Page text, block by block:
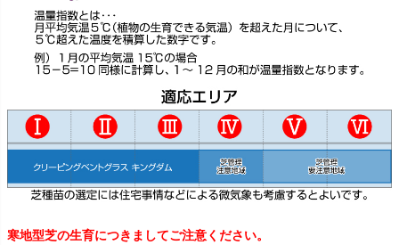
寒地型芝の生育につきましてご注意ください。